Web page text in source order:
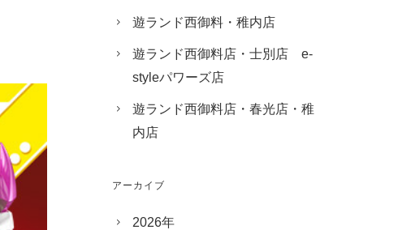
遊ランド西御料・稚内店
遊ランド西御料店・士別店 e-
styleパワーズ店
遊ランド西御料店・春光店・稚
内店
アーカイブ
2026年